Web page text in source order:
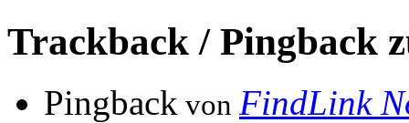
Trackback / Pingback
Pingback von FindLink